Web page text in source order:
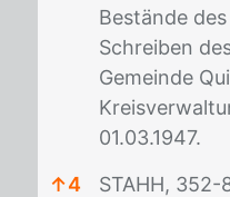
Bestände
Schreiben
Gemeinde
01.03.1947.
↑4
STAHH, 352-